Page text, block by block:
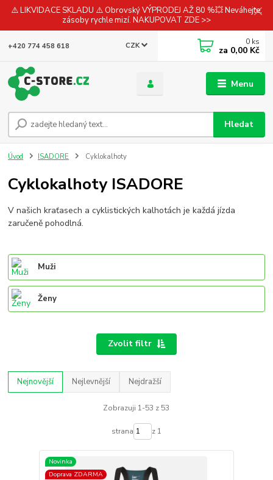
⚠️ LIKVIDACE SKLADU ⚠️ Obrovský VÝPRODEJ AŽ 80 %💥 Neváhejte,
zásoby rychle mizí. NAKUPOVAT ZDE >>
Menu
CZK
Hledat
+420 774 458 618 0 ks
za 0,00 Kč
Úvod ISADORE Cyklokalhoty
Cyklokalhoty ISADORE
V našich kraťasech a cyklistických kalhotách je každá jízda
zaručeně pohodlná.
Muži
Ženy
Zvolit filtr
Nejnovější Nejlevnější Nejdražší
Zobrazuji 1-53 z 53
strana z 1
Novinka
Doprava ZDARMA